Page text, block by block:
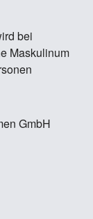
bei
Maskulinum
GmbH